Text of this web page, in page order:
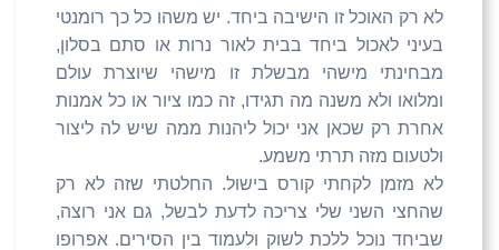
לא רק האוכל זו הישיבה ביחד. יש משהו כל כך רומנטי
בעיני לאכול ביחד בבית לאור נרות או סתם בסלון,
מבחינתי מישהי מבשלת זו מישהי שיוצרת עולם
ומלואו ולא משנה מה תגידו, זה כמו ציור או כל אמנות
אחרת רק שכאן אני יכול ליהנות ממה שיש לה ליצור
ולטעום מזה תרתי משמע.
לא מזמן לקחתי קורס בישול. החלטתי שזה לא רק
שהחצי השני שלי צריכה לדעת לבשל, גם אני רוצה,
שביחד נוכל ללכת לשוק ולעמוד בין הסירים. אפרופו